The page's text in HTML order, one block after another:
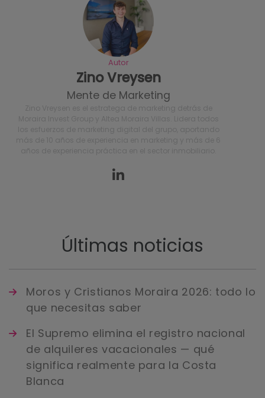
Autor
Zino Vreysen
Mente de Marketing
Últimas noticias
Moros y Cristianos Moraira 2026: todo lo
que necesitas saber
El Supremo elimina el registro nacional
de alquileres vacacionales — qué
significa realmente para la Costa
Blanca